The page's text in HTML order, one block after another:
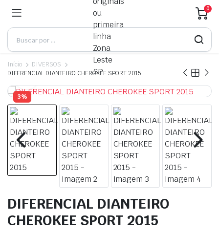
0
Início
DIVERSOS
DIFERENCIAL DIANTEIRO CHEROKEE SPORT 2015
3%
DIFERENCIAL DIANTEIRO
CHEROKEE SPORT 2015